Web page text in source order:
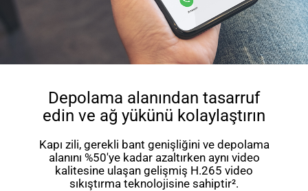
Depolama alanından tasarruf
edin ve ağ yükünü kolaylaştırın
Kapı zili, gerekli bant genişliğini ve depolama
alanını %50'ye kadar azaltırken aynı video
kalitesine ulaşan gelişmiş H.265 video
sıkıştırma teknolojisine sahiptir².